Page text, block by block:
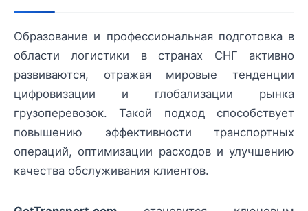
Образование и профессиональная подготовка в
области логистики в странах СНГ активно
развиваются, отражая мировые тенденции
цифровизации и глобализации рынка
грузоперевозок. Такой подход способствует
повышению эффективности транспортных
операций, оптимизации расходов и улучшению
качества обслуживания клиентов.